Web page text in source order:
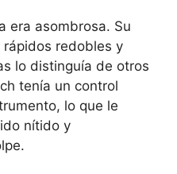
era asombrosa. Su
redobles y
lo distinguía de otros
tenía un control
lo que le
nítido y